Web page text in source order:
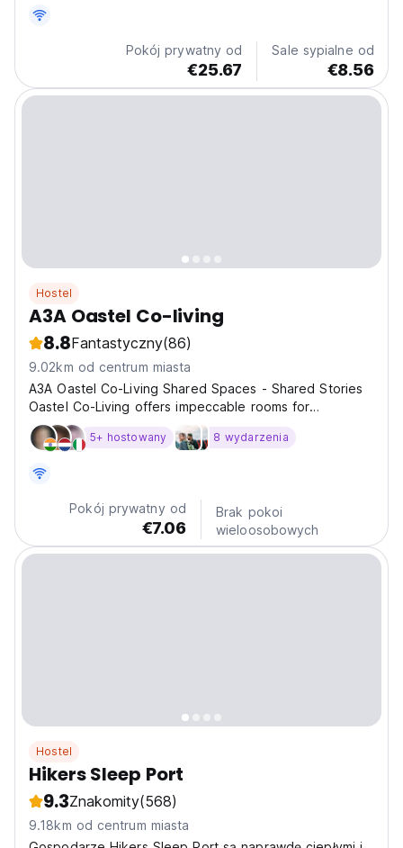
Pokój prywatny od
€25.67
Sale sypialne od
€8.56
Hostel
A3A Oastel Co-living
8.8Fantastyczny(86)
9.02km od centrum miasta
A3A Oastel Co-Living Shared Spaces - Shared Stories
Oastel Co-Living offers impeccable rooms for
Backpackers & Budget Travelers.genuine hospitality,
and a prime location near Cameron Valley Tea
meters, find...
5+ hostowany 8 wydarzenia
Pokój prywatny od
€7.06
Brak pokoi
wieloosobowych
Hostel
Hikers Sleep Port
9.3Znakomity(568)
9.18km od centrum miasta